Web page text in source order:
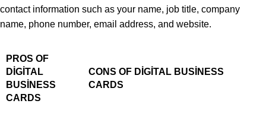
contact information such as your name, job title, company
name, phone number, email address, and website.
PROS OF
DIGITAL
BUSINESS
CARDS
CONS OF DIGITAL BUSINESS
CARDS